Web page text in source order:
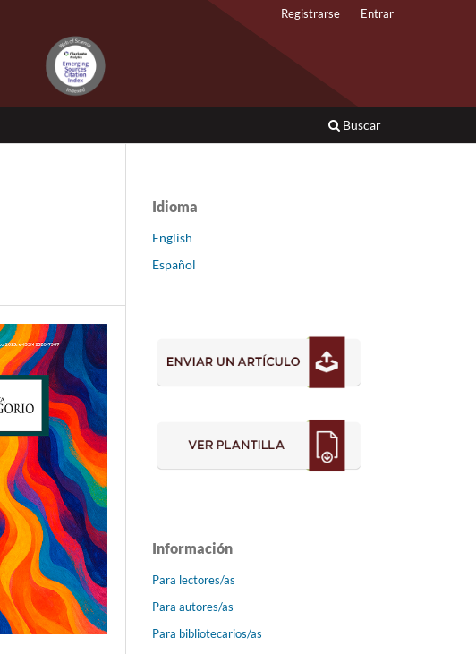
Buscar
Registrarse Entrar
Idioma
English
Español
Información
Para lectores/as
Para autores/as
Para bibliotecarios/as